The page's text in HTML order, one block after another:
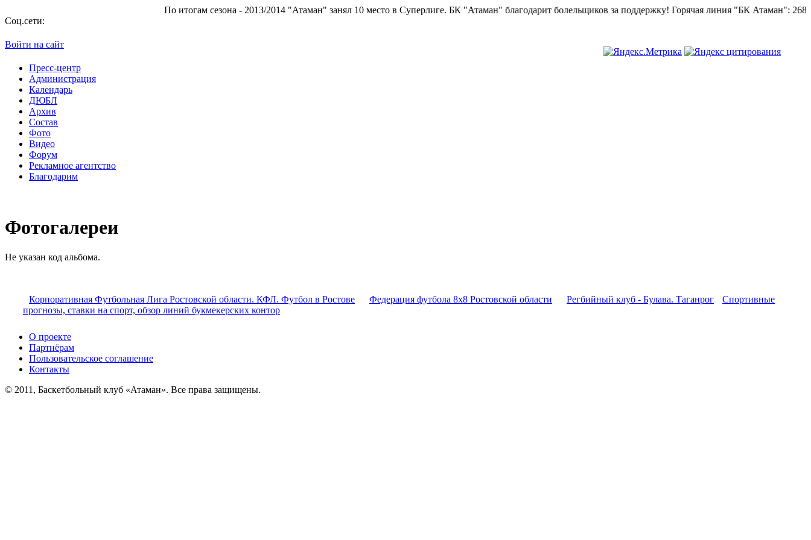
По итогам сезона - 2013/2014 "Атаман" занял 10 место в Суперлиге.БК "Атаман" благодарит болельщиков за поддержку!Горячая линия "БК Атаман":268-82-
Соц.сети:
Войти на сайт
Пресс-центр
Администрация
Календарь
ДЮБЛ
Архив
Состав
Фото
Видео
Форум
Рекламное агентство
Благодарим
Фотогалереи
Не указан код альбома.
Корпоративная Футбольная Лига Ростовской области. КФЛ. Футбол в Ростове Федерация футбола 8x8 Ростовской области Регбийный клуб - Булава. Таганрог
Спортивные
прогнозы, ставки на спорт, обзор линий букмекерских контор
О проекте
Партнёрам
Пользовательское соглашение
Контакты
© 2011, Баскетбольный клуб «Атаман». Все права защищены.